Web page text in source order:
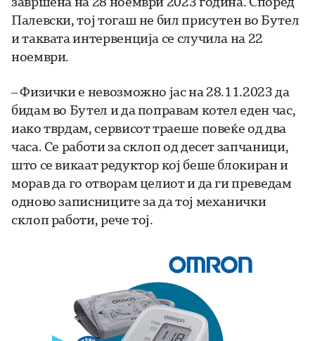
Палевски, тој тогаш не бил присутен во Бутел
и таквата интервенција се случила на 22
ноември.
– Физички е невозможно јас на 28.11.2023 да
бидам во Бутел и да поправам котел еден час,
иако тврдам, сервисот траеше повеќе од два
часа. Се работи за склоп од десет запчаници,
што се викаат редуктор кој беше блокиран и
морав да го отворам целиот и да ги преведам
одново записниците за да тој механички
склоп работи, рече тој.